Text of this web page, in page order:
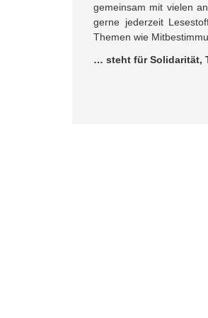
gemeinsam mit vielen
gerne jederzeit
Themen wie
… steht für Solidarität,